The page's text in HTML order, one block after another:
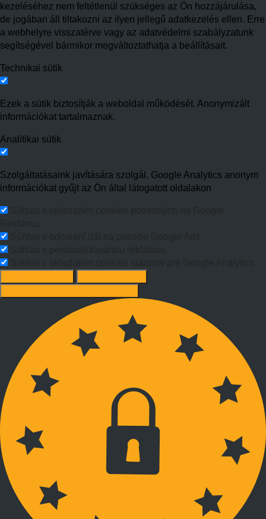
kezeléséhez nem feltétlenül szükséges az Ön hozzájárulása,
de jogában áll tiltakozni az ilyen jellegű adatkezelés ellen. Erre
a webhelyre visszatérve vagy az adatvédelmi szabályzatunk
segítségével bármikor megváltoztathatja a beállításait.
Technikai sütik
Ezek a sütik biztosítják a weboldal működését. Anonymizált
információkat tartalmaznak.
Analitikai sütik
Szolgáltatásaink javítására szolgál. Google Analytics anonym
információkat gyűjt az Ön által látogatott oldalakon